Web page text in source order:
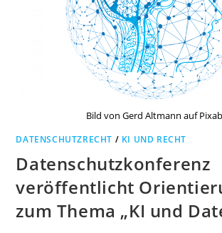
Bild von Gerd Altmann auf
DATENSCHUTZRECHT / KI UND RECHT
Datenschutzkonferenz
veröffentlicht
zum Thema „KI und